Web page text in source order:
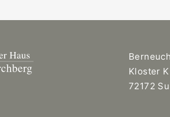
Kloster
72172